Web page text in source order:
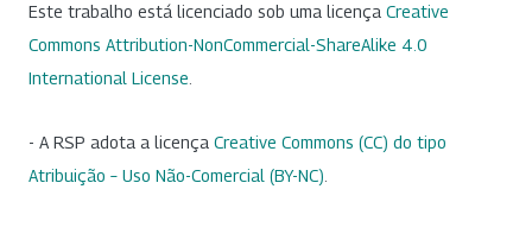
Este trabalho está licenciado sob uma licença Creative
Commons Attribution-NonCommercial-ShareAlike 4.0
International License
- A RSP adota a licença Creative Commons (CC) do tipo
Atribuição – Uso Não-Comercial (BY-NC)